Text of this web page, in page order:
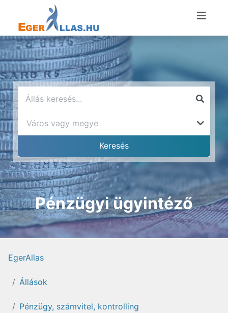
Pénzügyi ügyintéző
EgerAllas
Állások
Pénzügy, számvitel, kontrolling